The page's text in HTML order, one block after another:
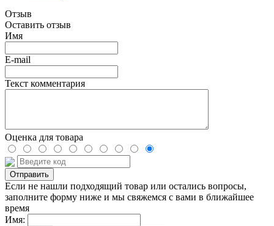
Отзыв
Оставить отзыв
Имя
E-mail
Текст комментария
Оценка для товара
Если не нашли подходящий товар или остались вопросы,
заполните форму ниже и мы свяжемся с вами в ближайшее
время
Имя: